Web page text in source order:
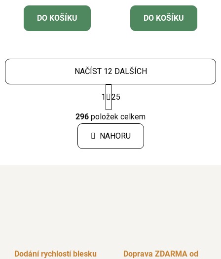
DO KOŠÍKU DO KOŠÍKU
O
v
l
á
d
NAČÍST 12 DALŠÍCH
t
r
á
n
k
1 25
296 položek celkem
NAHORU
Dodání rychlostí blesku
Doprava ZDARMA od